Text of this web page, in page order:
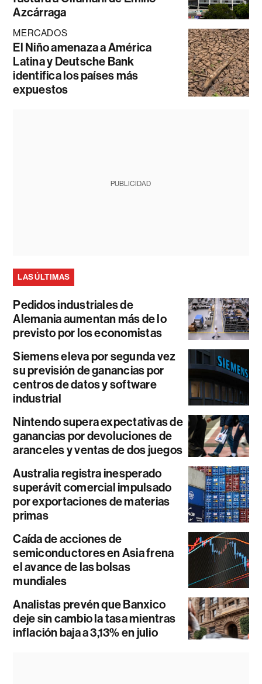
Azcárraga
MERCADOS
El Niño amenaza a América
Latina y Deutsche Bank
identifica los países más
expuestos
PUBLICIDAD
LAS ÚLTIMAS
Pedidos industriales de
Alemania aumentan más de lo
previsto por los economistas
Siemens eleva por segunda vez
su previsión de ganancias por
centros de datos y software
industrial
Nintendo supera expectativas de
ganancias por devoluciones de
aranceles y ventas de dos juegos
Australia registra inesperado
superávit comercial impulsado
por exportaciones de materias
primas
Caída de acciones de
semiconductores en Asia frena
el avance de las bolsas
mundiales
Analistas prevén que Banxico
deje sin cambio la tasa mientras
inflación baja a 3,13% en julio